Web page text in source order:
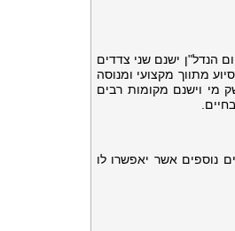
הנדל"ן ישנם שני צדדים
מתווך מקצועי ומנוסה
מי וישנם מקומות רבים
נוספים אשר יאפשרו לו